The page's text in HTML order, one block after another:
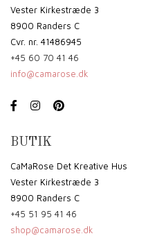
Vester Kirkestræde 3
8900 Randers C
Cvr. nr. 41486945
+45 60 70 41 46
info@camarose.dk
BUTIK
CaMaRose Det Kreative Hus
Vester Kirkestræde 3
8900 Randers C
+45 51 95 41 46
shop@camarose.dk